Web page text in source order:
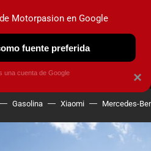
NUEVO
OBSERVATORIO
Gasolina Xiaomi Mercedes-
×
Motorpasion en Google
fuente preferida
una cuenta de Google